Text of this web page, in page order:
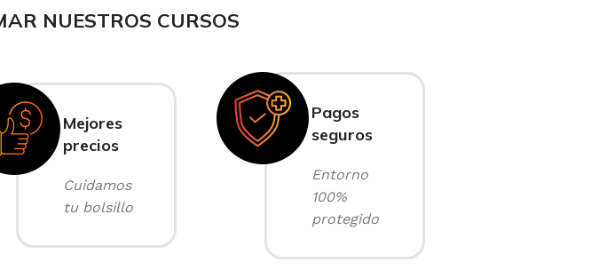
NUESTROS CURSOS
Mejores
precios
Cuidamos
tu bolsillo
Pagos
seguros
Entorno
100%
protegido